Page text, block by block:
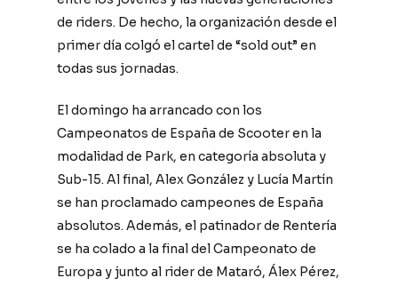
de riders. De hecho, la organización desde el
primer día colgó el cartel de “sold out” en
todas sus jornadas.
El domingo ha arrancado con los
Campeonatos de España de Scooter en la
modalidad de Park, en categoría absoluta y
Sub-15. Al final, Alex González y Lucía Martín
se han proclamado campeones de España
absolutos. Además, el patinador de Rentería
se ha colado a la final del Campeonato de
Europa y junto al rider de Mataró, Álex Pérez,